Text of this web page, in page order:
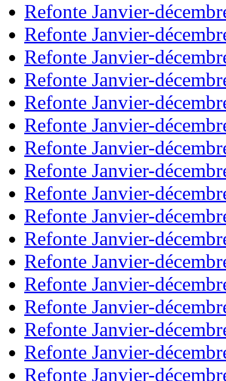
Refonte Janvier-
Refonte Janvier-
Refonte Janvier-
Refonte Janvier-
Refonte Janvier-
Refonte Janvier-
Refonte Janvier-
Refonte Janvier-
Refonte Janvier-
Refonte Janvier-
Refonte Janvier-
Refonte Janvier-
Refonte Janvier-
Refonte Janvier-
Refonte Janvier-
Refonte Janvier-
Refonte Janvier-